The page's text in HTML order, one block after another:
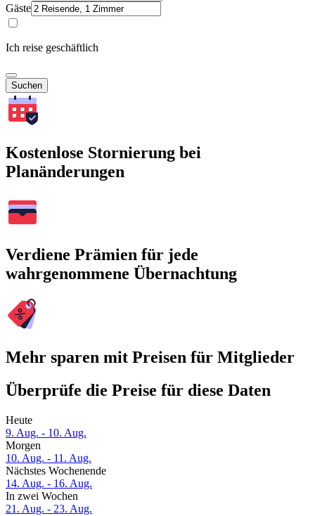
Gäste
Ich reise geschäftlich
Suchen
Kostenlose Stornierung bei
Planänderungen
Verdiene Prämien für jede
wahrgenommene Übernachtung
Mehr sparen mit Preisen für Mitglieder
Überprüfe die Preise für diese Daten
Heute
9. Aug. - 10. Aug.
Morgen
10. Aug. - 11. Aug.
Nächstes Wochenende
14. Aug. - 16. Aug.
In zwei Wochen
21. Aug. - 23. Aug.